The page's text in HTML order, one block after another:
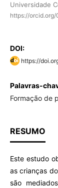
Universidade
https://
DOI:
https://
Palavras-
Formação de
RESUMO
Este estudo
as crianças
são